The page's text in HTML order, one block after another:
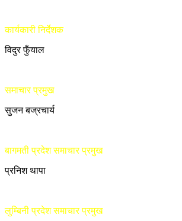
कार्यकारी निर्देशक
विदुर फुँयाल
समाचार प्रमुख
सुजन बज्रचार्य
बागमती प्रदेश समाचार प्रमुख
प्रनिश थापा
लुम्बिनी प्रदेश समाचार प्रमुख